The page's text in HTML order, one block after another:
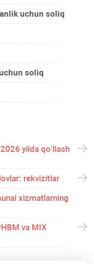
uchun soliq
soliq
yilda qoʻllash
rekvizitlar
хizmatlarning
va MIX